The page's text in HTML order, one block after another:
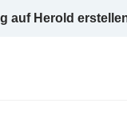
auf Herold